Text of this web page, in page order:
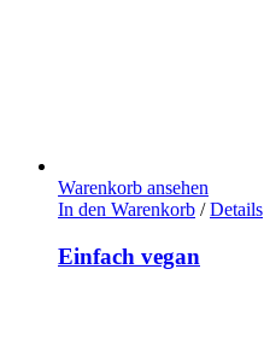
Warenkorb ansehen
In den Warenkorb / Details
Einfach vegan